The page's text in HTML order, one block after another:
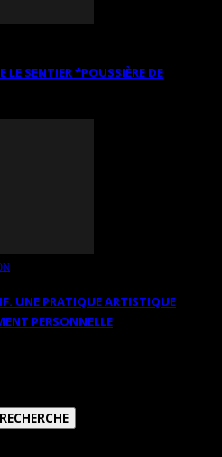
LE SENTIER *POUSSIÈRE DE
UNE PRATIQUE ARTISTIQUE
PERSONNELLE